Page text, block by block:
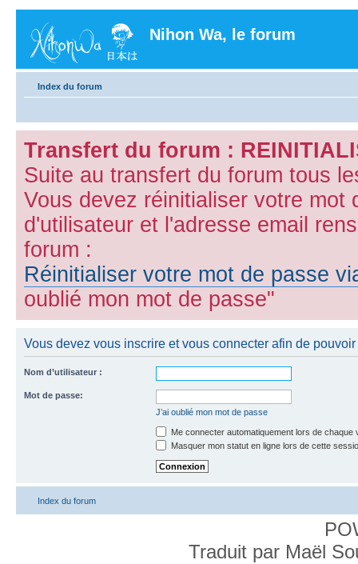
Nihon Wa, le forum
Index du forum
Transfert du forum :
Suite au transfert du forum tous
Vous devez réinitialiser votre mot
d'utilisateur et l'adresse email
forum :
Réinitialiser votre mot de passe
oublié mon mot de passe"
Vous devez vous inscrire et vous connecter afin de
Nom d’utilisateur :
Mot de passe:
J’ai oublié mon mot de passe
Me connecter automatiquement lors de chaque
Masquer mon statut en ligne lors de cette
Index du forum
Traduit par Maël